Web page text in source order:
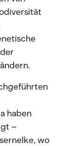
haben
–
wo